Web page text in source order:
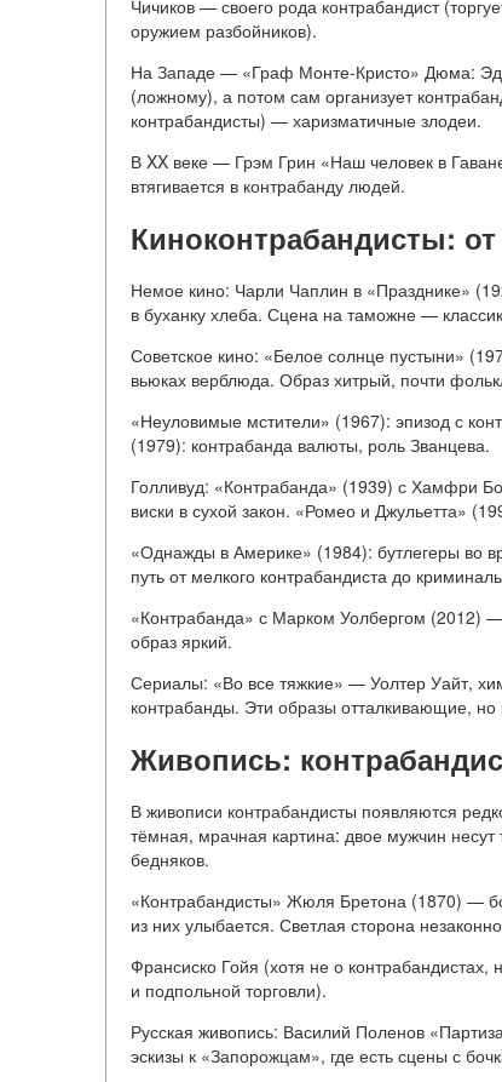
Чичиков — своего рода контрабандист
оружием разбойников).
На Западе — «Граф Монте-Кристо» Дюма:
(ложному), а потом сам организует
контрабандисты) — харизматичные злодеи.
В XX веке — Грэм Грин «Наш человек в
втягивается в контрабанду людей.
Киноконтрабандисты:
Немое кино: Чарли Чаплин в «Празднике»
в буханку хлеба. Сцена на таможне —
Советское кино: «Белое солнце пустыни»
вьюках верблюда. Образ хитрый, почти
«Неуловимые мстители» (1967): эпизод с
(1979): контрабанда валюты, роль Званцева.
Голливуд: «Контрабанда» (1939) с Хамфри
виски в сухой закон. «Ромео и Джульетта»
«Однажды в Америке» (1984): бутлегеры во
путь от мелкого контрабандиста до
«Контрабанда» с Марком Уолбергом (2012)
образ яркий.
Сериалы: «Во все тяжкие» — Уолтер Уайт,
контрабанды. Эти образы отталкивающие, но
Живопись:
В живописи контрабандисты появляются
тёмная, мрачная картина: двое мужчин
бедняков.
«Контрабандисты» Жюля Бретона (1870) —
из них улыбается. Светлая сторона
Франсиско Гойя (хотя не о
и подпольной торговли).
Русская живопись: Василий Поленов
эскизы к «Запорожцам», где есть сцены с